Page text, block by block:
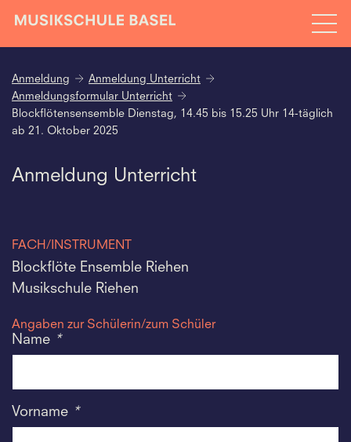
Anmeldung
Anmeldung Unterricht
Anmeldungsformular Unterricht
Blockflötensensemble Dienstag, 14.45 bis 15.25 Uhr 14-täglich
ab 21. Oktober 2025
Anmeldung Unterricht
FACH/INSTRUMENT
Blockflöte Ensemble Riehen
Musikschule Riehen
Angaben zur Schülerin/zum Schüler
Name *
Vorname *